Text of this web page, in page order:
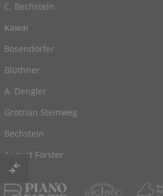
C. Bechstein
Kawai
Bosendorfer
Blüthner
A. Dengler
Grotrian Steinweg
Bechstein
August Förster